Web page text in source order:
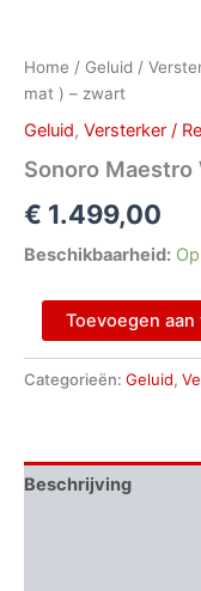
Home / Geluid /
mat ) – zwart
Geluid, Versterker /
Sonoro Maestro
€ 1.499,00
Beschikbaarheid:
Toevoegen
Categorieën: Geluid,
Beschrijving